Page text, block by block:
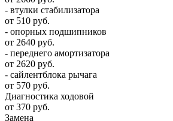
- втулки стабилизатора
от 510 руб.
- опорных подшипников
от 2640 руб.
- переднего амортизатора
от 2620 руб.
- сайлентблока рычага
от 570 руб.
Диагностика ходовой
от 370 руб.
Замена